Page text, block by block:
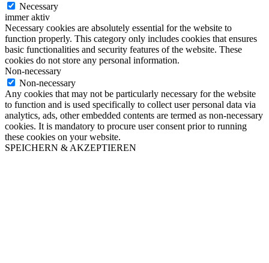
Necessary
immer aktiv
Necessary cookies are absolutely essential for the website to
function properly. This category only includes cookies that ensures
basic functionalities and security features of the website. These
cookies do not store any personal information.
Non-necessary
Non-necessary
Any cookies that may not be particularly necessary for the website
to function and is used specifically to collect user personal data via
analytics, ads, other embedded contents are termed as non-necessary
cookies. It is mandatory to procure user consent prior to running
these cookies on your website.
SPEICHERN & AKZEPTIEREN